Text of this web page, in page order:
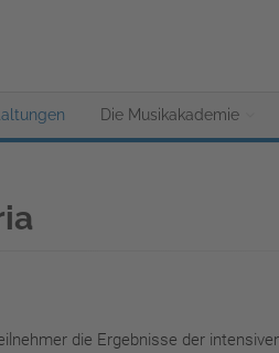
Die Musikakademie
die Ergebnisse der